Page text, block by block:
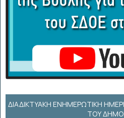
ΔΙΑΔΙΚΤΥΑΚΉ ΕΝΗΜΕΡΩΤΙΚΉ
ΤΟΥ